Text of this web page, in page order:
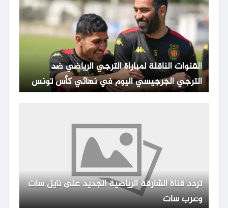
القنوات الناقلة لمباراة الترجي الرياضي ضد
الترجي الجرجيسي اليوم في نهائي كأس تونس
مع الموعد والتشكيلة
تردد قناة الشارقة الرياضية الجديد على نايل سات
وعرب سات